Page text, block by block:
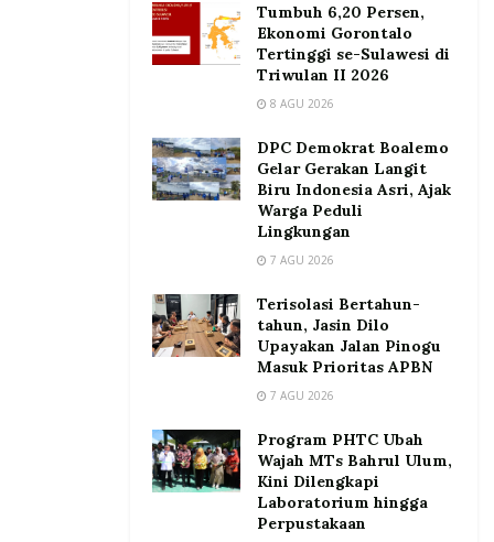
Tumbuh 6,20 Persen,
Ekonomi Gorontalo
Tertinggi se-Sulawesi di
Triwulan II 2026
8 AGU 2026
DPC Demokrat Boalemo
Gelar Gerakan Langit
Biru Indonesia Asri, Ajak
Warga Peduli
Lingkungan
7 AGU 2026
Terisolasi Bertahun-
tahun, Jasin Dilo
Upayakan Jalan Pinogu
Masuk Prioritas APBN
7 AGU 2026
Program PHTC Ubah
Wajah MTs Bahrul Ulum,
Kini Dilengkapi
Laboratorium hingga
Perpustakaan